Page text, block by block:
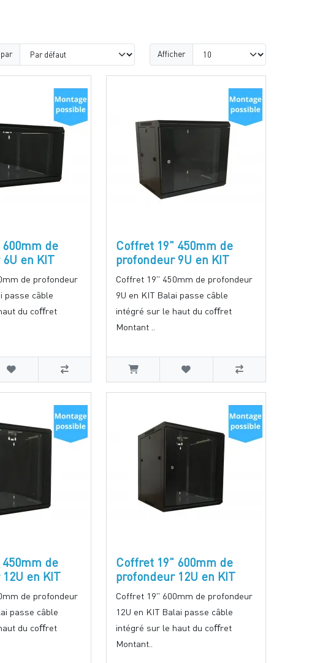
Afficher
de
en KIT
de profondeur
passe câble
du coﬀret
Coffret 19" 450mm de
profondeur 9U en KIT
Coffret 19" 450mm de profondeur
9U en KIT Balai passe câble
intégré sur le haut du coﬀret
Montant ..
de
en KIT
de profondeur
passe câble
du coﬀret
Coffret 19" 600mm de
profondeur 12U en KIT
Coffret 19" 600mm de profondeur
12U en KIT Balai passe câble
intégré sur le haut du coﬀret
Montant..